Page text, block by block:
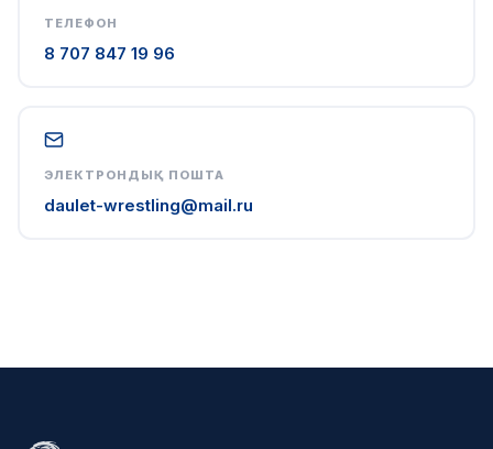
ТЕЛЕФОН
8 707 847 19 96
ЭЛЕКТРОНДЫҚ ПОШТА
daulet-wrestling@mail.ru